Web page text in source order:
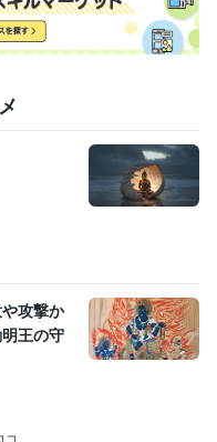
攻撃か
王の守
コ